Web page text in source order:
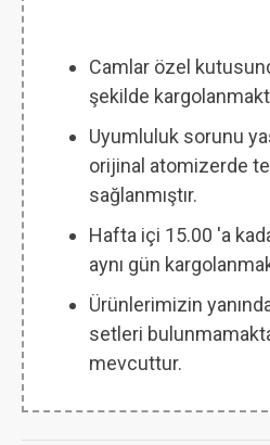
Camlar özel
şekilde
Uyumluluk sorunu
orijinal atomizerde
sağlanmıştır.
Hafta içi 15.00 'a
aynı gün
Ürünlerimizin
setleri
mevcuttur.